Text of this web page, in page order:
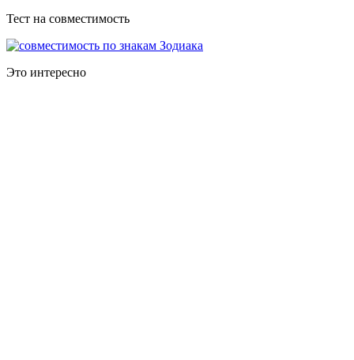
Тест на совместимость
Это интересно